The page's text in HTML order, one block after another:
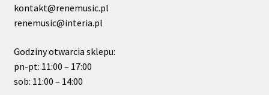
kontakt@renemusic.pl
renemusic@interia.pl
Godziny otwarcia sklepu:
pn-pt: 11:00 – 17:00
sob: 11:00 – 14:00